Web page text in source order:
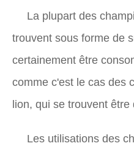
La plupart des
trouvent sous forme de
certainement être
comme c'est le cas des
lion, qui se trouvent être
Les utilisations des